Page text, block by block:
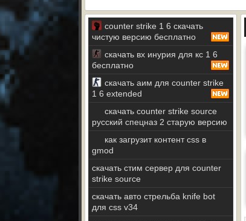
counter strike 1 6 скачать
чистую версию бесплатно
скачать вх инурия для кс 1 6
бесплатно
скачать аим для counter strike
1 6 extended
скачать counter strike source
русский спецназ 2 старую версию
как загрузит контент css в
gmod
скачать стим сервер для counter
strike source
скачать авто стрельба knife bot
для css v34